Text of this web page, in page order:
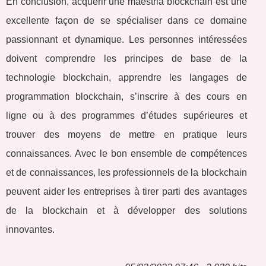
excellente façon de se spécialiser dans ce domaine
passionnant et dynamique. Les personnes intéressées
doivent comprendre les principes de base de la
technologie blockchain, apprendre les langages de
programmation blockchain, s’inscrire à des cours en
ligne ou à des programmes d’études supérieures et
trouver des moyens de mettre en pratique leurs
connaissances. Avec le bon ensemble de compétences
et de connaissances, les professionnels de la blockchain
peuvent aider les entreprises à tirer parti des avantages
de la blockchain et à développer des solutions
innovantes.